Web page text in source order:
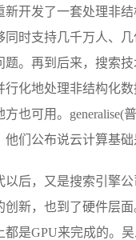
新开发了一套处理非
同时支持几千万人、
题。再到后来，搜索
化地处理非结构化
也可用。
们公布说云计算基础
以后，又是搜索引擎
创新，也到了硬件层
都是GPU来完成的。